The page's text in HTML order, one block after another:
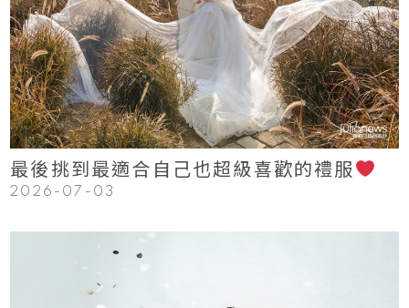
Read More
最後挑到最適合自己也超級喜歡的禮服
2026-07-03